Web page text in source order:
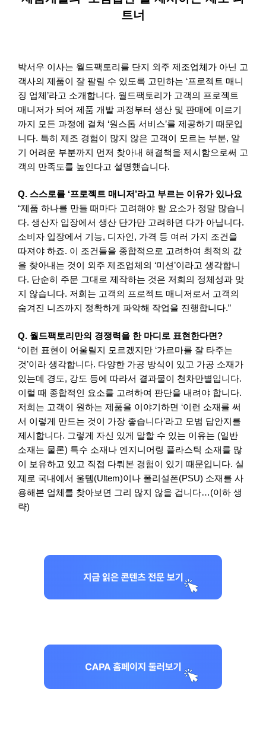
트너
박서우 이사는 월드팩토리를 단지 외주 제조업체가 아닌 고
객사의 제품이 잘 팔릴 수 있도록 고민하는 ‘프로젝트 매니
징 업체’라고 소개합니다. 월드팩토리가 고객의 프로젝트
매니저가 되어 제품 개발 과정부터 생산 및 판매에 이르기
까지 모든 과정에 걸쳐 ‘원스톱 서비스’를 제공하기 때문입
니다. 특히 제조 경험이 많지 않은 고객이 모르는 부분, 알
기 어려운 부분까지 먼저 찾아내 해결책을 제시함으로써 고
객의 만족도를 높인다고 설명했습니다.
Q. 스스로를 ‘프로젝트 매니저’라고 부르는 이유가 있나요
“제품 하나를 만들 때마다 고려해야 할 요소가 정말 많습니
다. 생산자 입장에서 생산 단가만 고려하면 다가 아닙니다.
소비자 입장에서 기능, 디자인, 가격 등 여러 가지 조건을
따져야 하죠. 이 조건들을 종합적으로 고려하여 최적의 값
을 찾아내는 것이 외주 제조업체의 ‘미션’이라고 생각합니
다. 단순히 주문 그대로 제작하는 것은 저희의 정체성과 맞
지 않습니다. 저희는 고객의 프로젝트 매니저로서 고객의
숨겨진 니즈까지 정확하게 파악해 작업을 진행합니다.”
Q. 월드팩토리만의 경쟁력을 한 마디로 표현한다면?
“이런 표현이 어울릴지 모르겠지만 ‘가르마를 잘 타주는
것’이라 생각합니다. 다양한 가공 방식이 있고 가공 소재가
있는데 경도, 강도 등에 따라서 결과물이 천차만별입니다.
이럴 때 종합적인 요소를 고려하여 판단을 내려야 합니다.
저희는 고객이 원하는 제품을 이야기하면 ‘이런 소재를 써
서 이렇게 만드는 것이 가장 좋습니다’라고 모범 답안지를
제시합니다. 그렇게 자신 있게 말할 수 있는 이유는 (일반
소재는 물론) 특수 소재나 엔지니어링 플라스틱 소재를 많
이 보유하고 있고 직접 다뤄본 경험이 있기 때문입니다. 실
제로 국내에서 울템(Ultem)이나 폴리설폰(PSU) 소재를 사
용해본 업체를 찾아보면 그리 많지 않을 겁니다…(이하 생
략)